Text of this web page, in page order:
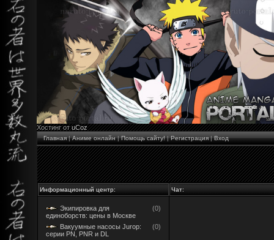
Хостинг отuCoz
Главная|Аниме онлайн|Помощь сайту!|Регистрация|Вход
Информационный центр: Чат:
Экипировка для
единоборств: цены в Москве
(0)
Вакуумные насосы Jurop:
серии PN, PNR и DL
(0)